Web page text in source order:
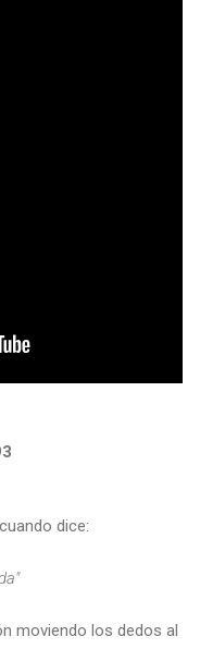
dice:
moviendo los dedos al